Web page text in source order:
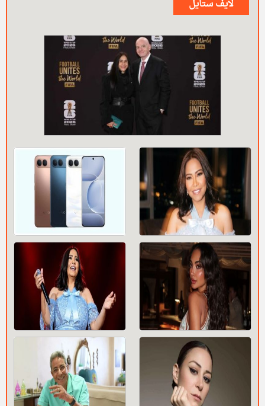
لايف ستايل